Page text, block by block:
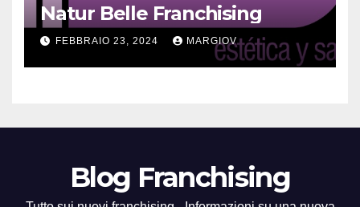
Natur Belle Franchising
FEBBRAIO 23, 2024 MARGIOV
Blog Franchising